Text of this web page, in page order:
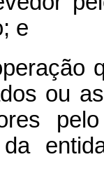
e
ou